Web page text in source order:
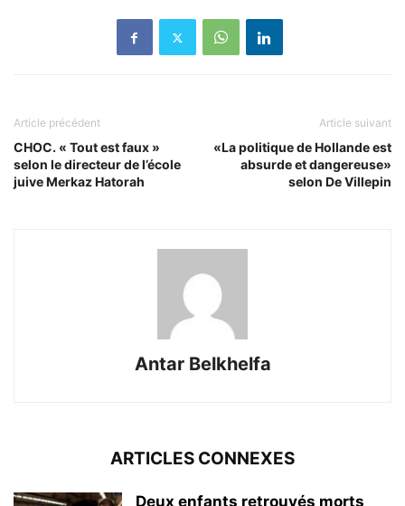
Article précédent
CHOC. « Tout est faux »
selon le directeur de l’école
juive Merkaz Hatorah
Article suivant
«La politique de Hollande est
absurde et dangereuse»
selon De Villepin
Antar Belkhelfa
ARTICLES CONNEXES
Deux enfants retrouvés morts